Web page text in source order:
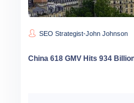
SEO Strategist-John Johnson